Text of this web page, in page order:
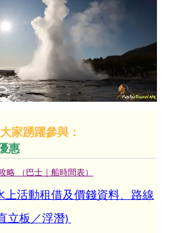
家踴躍參與：
惠
（巴士｜船時間表）
活動租借及價錢資料、路線
立板／浮潛)